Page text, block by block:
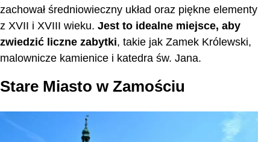
zachował średniowieczny układ oraz piękne elementy
z XVII i XVIII wieku. Jest to idealne miejsce, aby
zwiedzić liczne zabytki, takie jak Zamek Królewski,
malownicze kamienice i katedra św. Jana.
Stare Miasto w Zamościu